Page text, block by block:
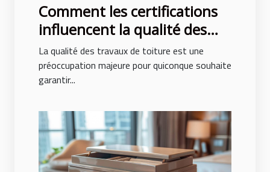
Comment les certifications
influencent la qualité des
travaux de toiture
La qualité des travaux de toiture est une
préoccupation majeure pour quiconque souhaite
garantir...